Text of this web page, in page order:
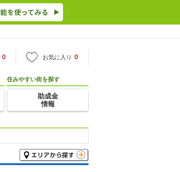
0 お気に入り 0
住みやすい街を探す
助成金
情報